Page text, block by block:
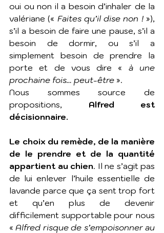
oui ou non il a besoin d’inhaler de la
valériane (« Faites qu’il dise non ! »),
s’il a besoin de faire une pause, s’il a
besoin de dormir, ou s’il a
simplement besoin de prendre la
porte et de vous dire « à une
prochaine fois… peut-être ».
Nous sommes source de
propositions, Alfred est
décisionnaire.
Le choix du remède, de la manière
de le prendre et de la quantité
appartient au chien. Il ne s’agit pas
de lui enlever l’huile essentielle de
lavande parce que ça sent trop fort
et qu’en plus de devenir
difficilement supportable pour nous
« Alfred risque de s’empoisonner au